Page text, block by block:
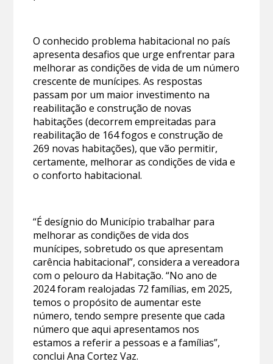
O conhecido problema habitacional no país
apresenta desafios que urge enfrentar para
melhorar as condições de vida de um número
crescente de munícipes. As respostas
passam por um maior investimento na
reabilitação e construção de novas
habitações (decorrem empreitadas para
reabilitação de 164 fogos e construção de
269 novas habitações), que vão permitir,
certamente, melhorar as condições de vida e
o conforto habitacional.
“É desígnio do Município trabalhar para
melhorar as condições de vida dos
munícipes, sobretudo os que apresentam
carência habitacional”, considera a vereadora
com o pelouro da Habitação. “No ano de
2024 foram realojadas 72 famílias, em 2025,
temos o propósito de aumentar este
número, tendo sempre presente que cada
número que aqui apresentamos nos
estamos a referir a pessoas e a famílias”,
conclui Ana Cortez Vaz.